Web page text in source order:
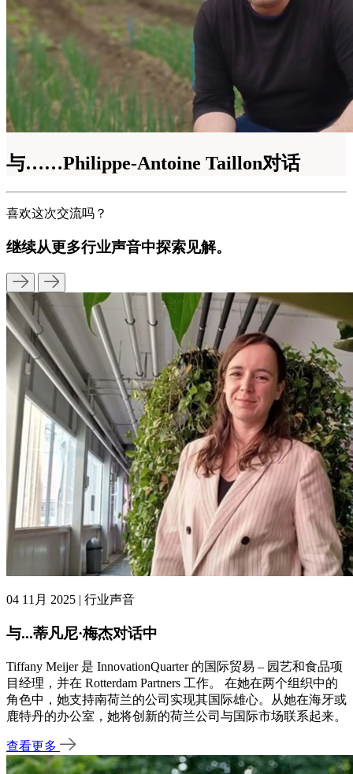
与……Philippe-Antoine Taillon对话
喜欢这次交流吗？
继续从更多行业声音中探索见解。
04 11月 2025 | 行业声音
与...蒂凡尼·梅杰对话中
Tiffany Meijer 是 InnovationQuarter 的国际贸易 – 园艺和食品项
目经理，并在 Rotterdam Partners 工作。 在她在两个组织中的
角色中，她支持南荷兰的公司实现其国际雄心。从她在海牙或
鹿特丹的办公室，她将创新的荷兰公司与国际市场联系起来。
查看更多